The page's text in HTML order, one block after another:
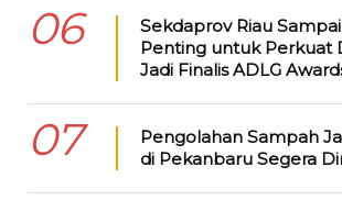
06
Sekdaprov Riau
Penting untuk Perkuat
Jadi Finalis ADLG
07
Pengolahan Sampah
di Pekanbaru Segera